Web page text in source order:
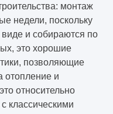
монтаж
недели, поскольку
и собираются по
это хорошие
позволяющие
отопление и
относительно
классическими